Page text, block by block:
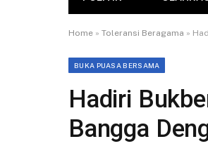
Home » Toleransi Beragama »
BUKA PUASA BERSAMA
Hadiri
Bangga